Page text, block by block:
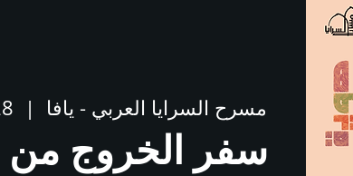
  |
مسرح السرايا العربي - يافا
سفر الخروج من